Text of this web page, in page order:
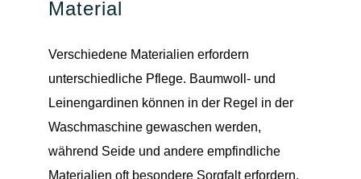
Material
Verschiedene Materialien erfordern
unterschiedliche Pflege. Baumwoll- und
Leinengardinen können in der Regel in der
Waschmaschine gewaschen werden,
während Seide und andere empfindliche
Materialien oft besondere Sorgfalt erfordern.